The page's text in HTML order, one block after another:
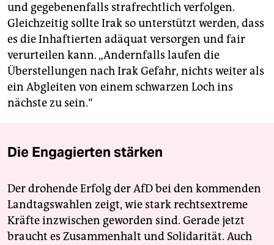
und gegebenenfalls strafrechtlich verfolgen.
Gleichzeitig sollte Irak so unterstützt werden, dass
es die Inhaftierten adäquat versorgen und fair
verurteilen kann. „Andernfalls laufen die
Überstellungen nach Irak Gefahr, nichts weiter als
ein Abgleiten von einem schwarzen Loch ins
nächste zu sein.“
Die Engagierten stärken
Der drohende Erfolg der AfD bei den kommenden
Landtagswahlen zeigt, wie stark rechtsextreme
Kräfte inzwischen geworden sind. Gerade jetzt
braucht es Zusammenhalt und Solidarität. Auch